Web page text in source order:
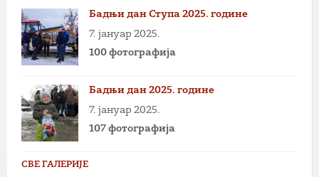
Бадњи дан Ступа 2025. године
7. јануар 2025.
100 фотографија
Бадњи дан 2025. године
7. јануар 2025.
107 фотографија
СВЕ ГАЛЕРИЈЕ